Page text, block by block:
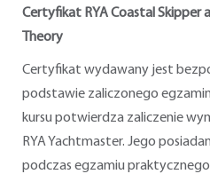
Certyfikat RYA Coastal Skipper
Theory
Certyfikat wydawany jest
podstawie zaliczonego
kursu potwierdza zaliczenie
RYA Yachtmaster. Jego
podczas egzamiu praktycznego